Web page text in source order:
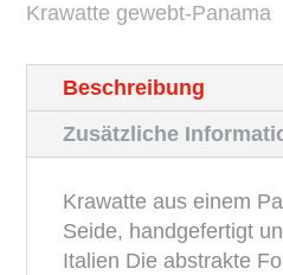
BROSKA
Krawatte gewebt-Panama
Beschreibung
Zusätzliche
Krawatte aus einem
Seide, handgefertigt
Italien Die abstrakte